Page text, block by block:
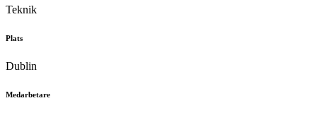
Teknik
Plats
Dublin
Medarbetare